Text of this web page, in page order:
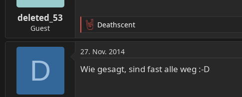
e
n
:
deleted_53
Guest
R
e
a
k
t
Deathscent
D
27. Nov. 2014
Wie gesagt, sind fast alle weg :-D